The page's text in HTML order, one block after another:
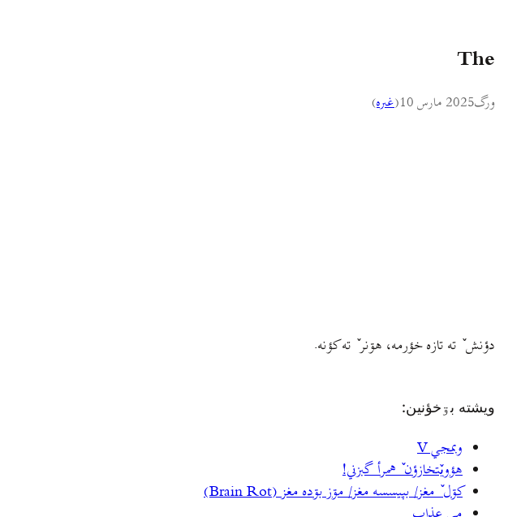
The
ورگ2025 مارس 10 (غىره)
دؤنش ٚ ته تازه خؤرمه، هۊنر ٚ ته کؤنه.
ويشته بۊخؤنين:
وبمجي V
هؤويٚتخازؤن ٚ همرأ گبزني!
کۊل ٚ مغز/ بپيسسه مغز/ مۊز بۊده مغز (Brain Rot)